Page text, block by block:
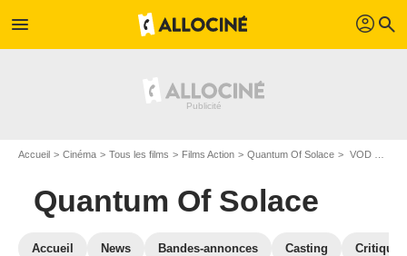
menu profil search
Accueil Cinéma Tous les films Films Action Quantum Of Solace VOD Quantum Of Solace
Quantum Of Solace
Accueil News Bandes-annonces Casting